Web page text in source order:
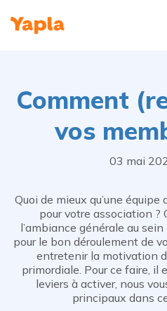
Comment
vos
03 mai
Quoi de mieux qu’une
pour votre association ?
l’ambiance générale au sein
pour le bon déroulement de
entretenir la motivation
primordiale. Pour ce faire, il
leviers à activer, nous
principaux dans